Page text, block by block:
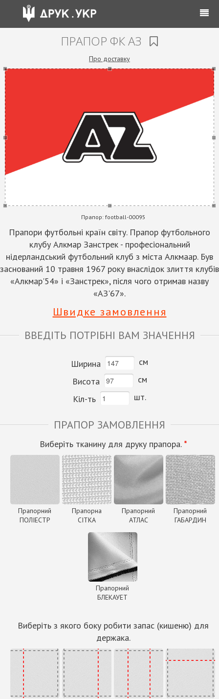
ПРАПОР ФК АЗ
Про доставку
Прапор:football-00095
Прапори футбольні країн світу. Прапор футбольного
клубу Алкмар Занстрек - професіональний
нідерландський футбольний клуб з міста Алкмаар. Був
заснований 10 травня 1967 року внаслідок злиття клубів
«Алкмар'54» і «Занстрек», після чого отримав назву
«АЗ'67».
Швидке замовлення
ВВЕДІТЬ ПОТРІБНІ ВАМ ЗНАЧЕННЯ
Ширина
см
Висота
см
Кіл-ть
шт.
ПРАПОР ЗАМОВЛЕННЯ
Виберіть тканину для друку прапора. *
Прапорний
ПОЛІЕСТР
Прапорна
СІТКА
Прапорний
АТЛАС
Прапорний
ГАБАРДИН
Прапорний
БЛЕКАУЕТ
Виберіть з якого боку робити запас (кишеню) для
держака.